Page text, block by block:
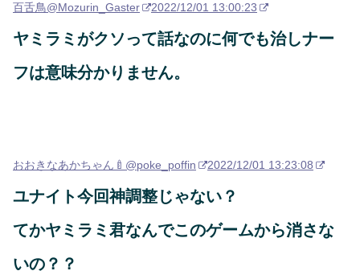
百舌鳥@Mozurin_Gaster 2022/12/01 13:00:23
ヤミラミがクソって話なのに何でも治しナー
フは意味分かりません。
おおきなあかちゃん🍼 @poke_poffin 2022/12/01 13:23:08
ユナイト今回神調整じゃない？
てかヤミラミ君なんでこのゲームから消さな
いの？？